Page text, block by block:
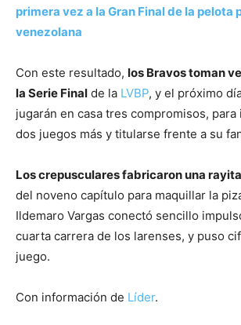
primera vez a la Gran Final de la pelota
venezolana
Con este resultado, los Bravos toman
la Serie Final de la LVBP, y el próximo
jugarán en casa tres compromisos,
dos juegos más y titularse frente a su
Los crepusculares fabricaron una
del noveno capítulo para maquillar la
Ildemaro Vargas conectó sencillo
cuarta carrera de los larenses, y puso
juego.
Con información de Líder.